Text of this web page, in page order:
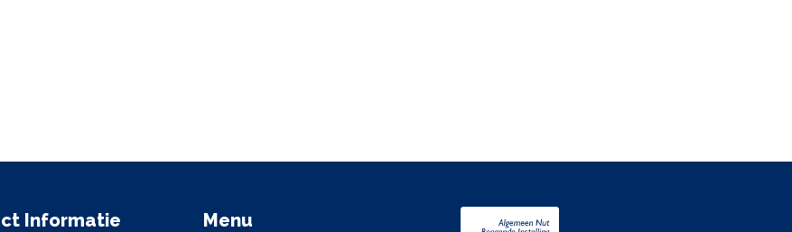
Informatie Menu